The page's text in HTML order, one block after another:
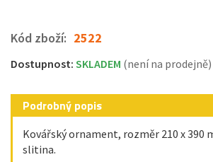
Kód zboží: 2522
Dostupnost: SKLADEM (není na prodejně)
Podrobný popis
Kovářský ornament, rozměr 210 x 390
slitina.